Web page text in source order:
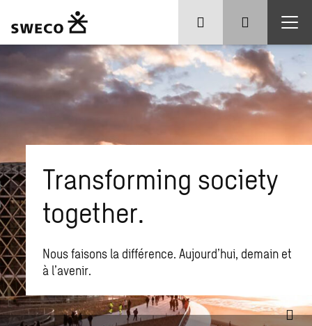
Transforming society
together.
Nous faisons la différence. Aujourd’hui, demain et
à l’avenir.
Que recherchez-vous ?